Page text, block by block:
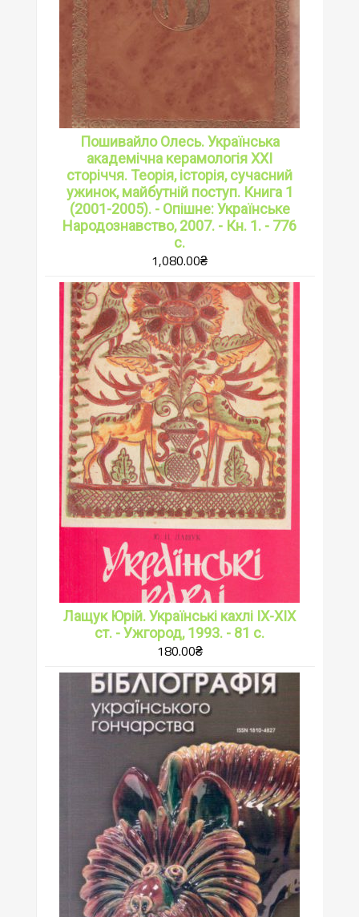
Пошивайло Олесь. Українська
академічна керамологія ХХІ
сторіччя. Теорія, історія, сучасний
ужинок, майбутній поступ. Книга 1
(2001-2005). - Опішне: Українське
Народознавство, 2007. - Кн. 1. - 776
с.
1,080.00₴
Лащук Юрій. Українські кахлі ІХ-ХІХ
ст. - Ужгород, 1993. - 81 с.
180.00₴